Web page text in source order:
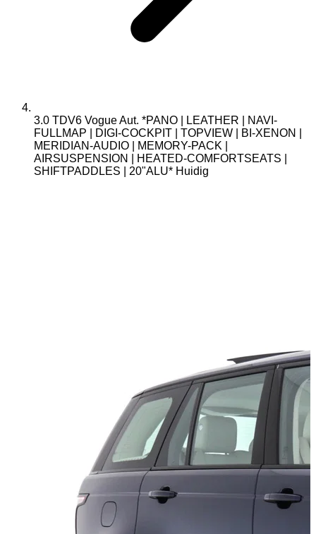
3.0 TDV6 Vogue Aut. *PANO | LEATHER | NAVI-
FULLMAP | DIGI-COCKPIT | TOPVIEW | BI-XENON |
MERIDIAN-AUDIO | MEMORY-PACK |
AIRSUSPENSION | HEATED-COMFORTSEATS |
SHIFTPADDLES | 20"ALU* Huidig